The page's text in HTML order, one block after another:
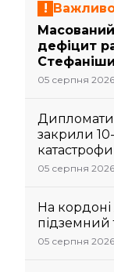
дефіцит
05 серпня
закрили
катастрофи
05 серпня
На
підземний
05 серпня 2026